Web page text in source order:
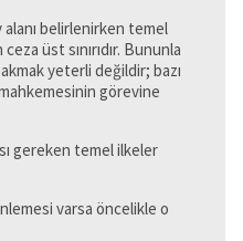
belirlenirken temel
üst sınırıdır. Bununla
yeterli değildir; bazı
görevine
gereken temel ilkeler
varsa öncelikle o